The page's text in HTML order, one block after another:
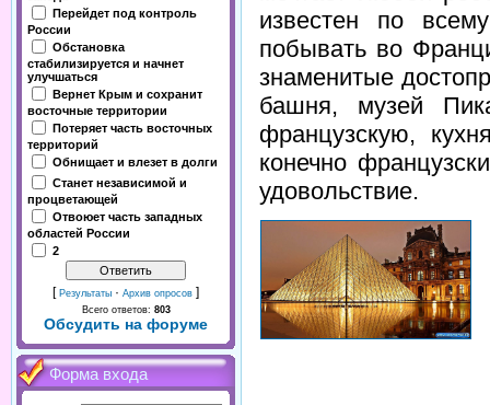
Перейдет под контроль
России
Обстановка
стабилизируется и начнет
улучшаться
Вернет Крым и сохранит
восточные территории
Потеряет часть восточных
территорий
Обнищает и влезет в долги
Станет независимой и
процветающей
Отвоюет часть западных
областей России
2
[ Результаты · Архив опросов ]
Всего ответов: 803
Обсудить на форуме
Форма входа
известен по
побывать во
знаменитые
башня, музей
французскую,
конечно
удовольствие.